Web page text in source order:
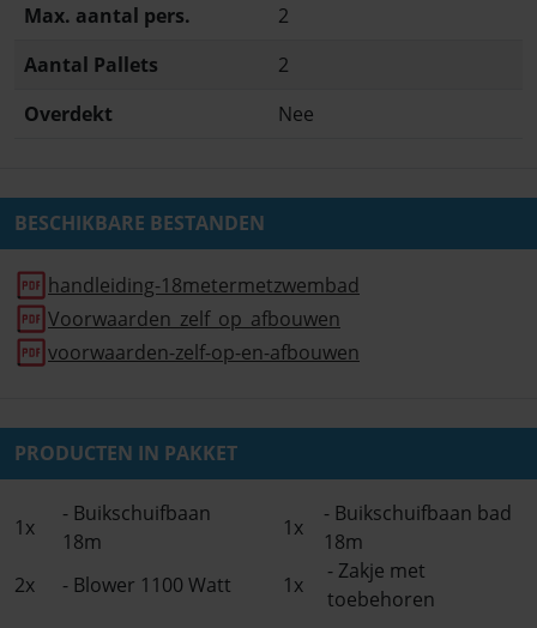
Max. aantal pers.
2
Aantal Pallets
2
Overdekt
Nee
BESCHIKBARE BESTANDEN
handleiding-18metermetzwembad
Voorwaarden_zelf_op_afbouwen
voorwaarden-zelf-op-en-afbouwen
PRODUCTEN IN PAKKET
1x
- Buikschuifbaan
18m
1x
- Buikschuifbaan bad
18m
2x
- Blower 1100 Watt 1x
- Zakje met
toebehoren